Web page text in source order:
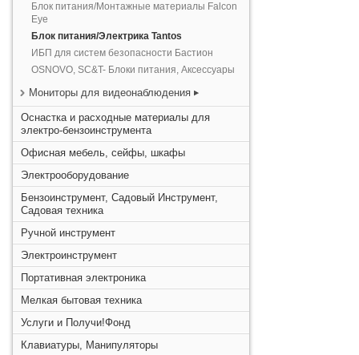
Блок питания/Монтажные материалы Falcon
Eye
Блок питания/Электрика Tantos
ИБП для систем безопасности Бастион
OSNOVO, SC&T- Блоки питания, Аксессуары
Мониторы для видеонаблюдения
Оснастка и расходные материалы для
электро-бензоинструмента
Офисная мебель, сейфы, шкафы
Электрооборудование
Бензоинструмент, Садовый Инструмент,
Садовая техника
Ручной инструмент
Электроинструмент
Портативная электроника
Мелкая бытовая техника
Услуги и Получи!Фонд
Клавиатуры, Манипуляторы